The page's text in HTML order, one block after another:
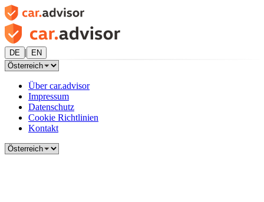
DE | EN
Über car.advisor
Impressum
Datenschutz
Cookie Richtlinien
Kontakt